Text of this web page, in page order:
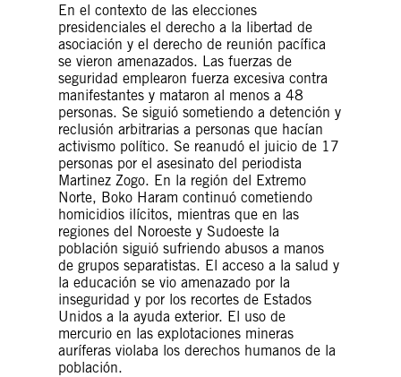
En el contexto de las elecciones
presidenciales el derecho a la libertad de
asociación y el derecho de reunión pacífica
se vieron amenazados. Las fuerzas de
seguridad emplearon fuerza excesiva contra
manifestantes y mataron al menos a 48
personas. Se siguió sometiendo a detención y
reclusión arbitrarias a personas que hacían
activismo político. Se reanudó el juicio de 17
personas por el asesinato del periodista
Martinez Zogo. En la región del Extremo
Norte, Boko Haram continuó cometiendo
homicidios ilícitos, mientras que en las
regiones del Noroeste y Sudoeste la
población siguió sufriendo abusos a manos
de grupos separatistas. El acceso a la salud y
la educación se vio amenazado por la
inseguridad y por los recortes de Estados
Unidos a la ayuda exterior. El uso de
mercurio en las explotaciones mineras
auríferas violaba los derechos humanos de la
población.